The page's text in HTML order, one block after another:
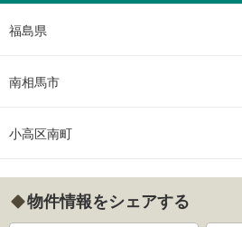
福島県
南相馬市
小高区南町
物件情報をシェアする